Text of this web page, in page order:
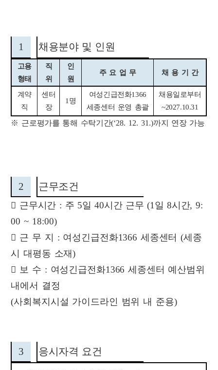
1 채용분야 및 인원
고용
형태
직
위
인
원
주 요 업 무 채 용 기 간
계약
직
센터
장
1 명
여성긴급전화1366
세종센터 운영 총괄
채용일로부터
~2027.10.31
※ 근로평가를 통해 수탁기간(‘28. 12. 31.)까지 연장 가능
2 근무조건
 근무시간 : 주 5일40시간 근무 (1 일8시간, 9:
00 ~ 18:00)
 근 무 지 : 여성긴급전화1366 세종센터(세종
시 대평동 소재)
 보 수 : 여성긴급전화1366세종센터 예산범위
내에서 결정
(사회복지시설 가이드라인 범위 내 준용)
3 응시자격 요건